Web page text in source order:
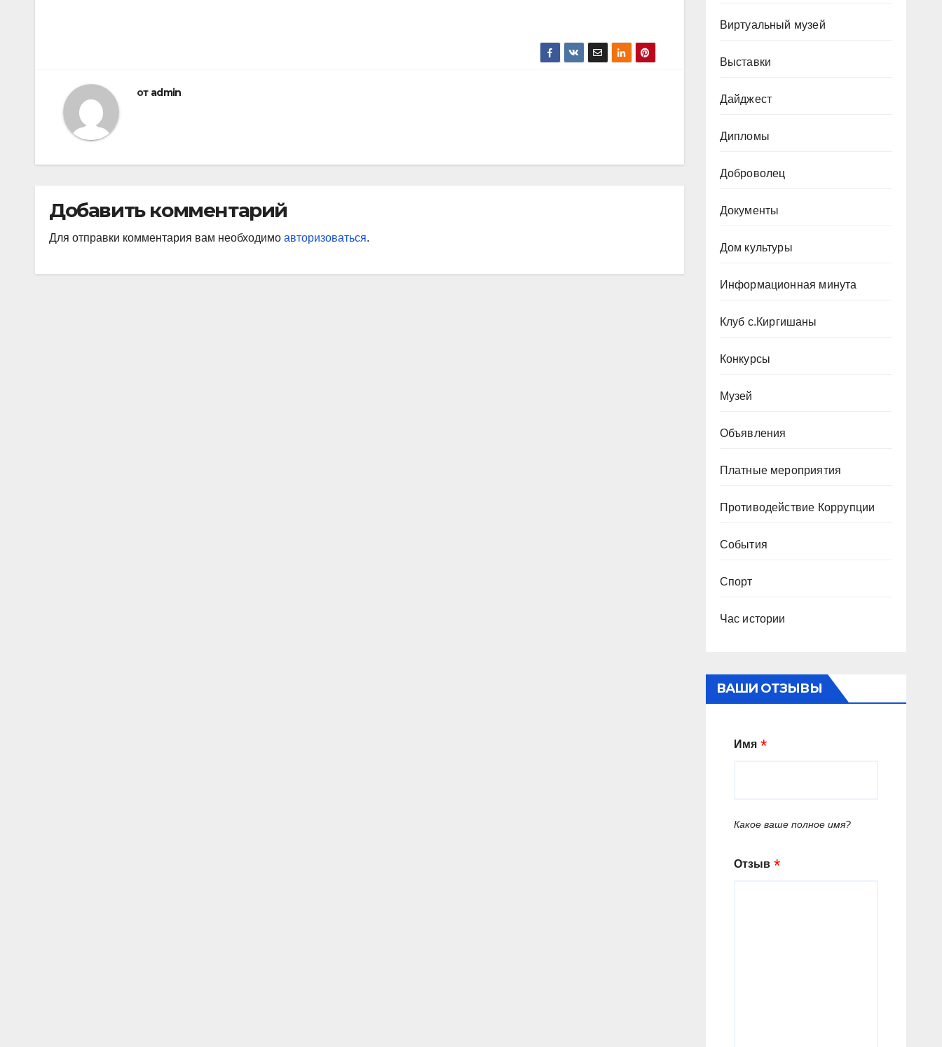
от admin
Добавить комментарий
Для отправки комментария вам необходимо авторизоваться.
Виртуальный музей
Выставки
Дайджест
Дипломы
Доброволец
Документы
Дом культуры
Информационная минута
Клуб с.Киргишаны
Конкурсы
Музей
Объявления
Платные мероприятия
Противодействие Коррупции
События
Спорт
Час истории
ВАШИ ОТЗЫВЫ
Имя
Какое ваше полное имя?
Отзыв